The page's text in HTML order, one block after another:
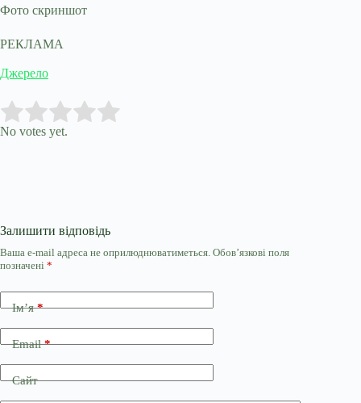
Фото скриншот
РЕКЛАМА
Джерело
Rate this item:
No votes yet.
Залишити відповідь
Ваша e-mail адреса не оприлюднюватиметься. Обов’язкові поля
позначені *
Ім’я*
Email*
Сайт